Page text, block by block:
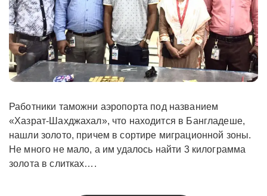
Работники таможни аэропорта под названием
«Хазрат-Шахджахал», что находится в Бангладеше,
нашли золото, причем в сортире миграционной зоны.
Не много не мало, а им удалось найти 3 килограмма
золота в слитках….